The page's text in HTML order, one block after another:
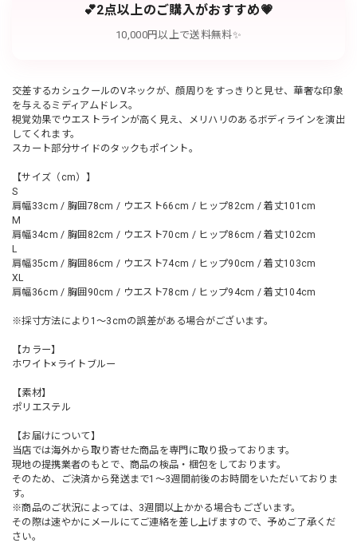
💕2点以上のご購入がおすすめ💗
10,000円以上で送料無料✨
交差するカシュクールのVネックが、顔周りをすっきりと見せ、華奢な印象
を与えるミディアムドレス。
視覚効果でウエストラインが高く見え、メリハリのあるボディラインを演出
してくれます。
スカート部分サイドのタックもポイント。
【サイズ（cm）】
S
肩幅33cm / 胸囲78cm / ウエスト66cm / ヒップ82cm / 着丈101cm
M
肩幅34cm / 胸囲82cm / ウエスト70cm / ヒップ86cm / 着丈102cm
L
肩幅35cm / 胸囲86cm / ウエスト74cm / ヒップ90cm / 着丈103cm
XL
肩幅36cm / 胸囲90cm / ウエスト78cm / ヒップ94cm / 着丈104cm
※採寸方法により1～3cmの誤差がある場合がございます。
【カラー】
ホワイト×ライトブルー
【素材】
ポリエステル
【お届けについて】
当店では海外から取り寄せた商品を専門に取り扱っております。
現地の提携業者のもとで、商品の検品・梱包をしております。
そのため、ご決済から発送まで1～3週間前後のお時間をいただいておりま
す。
※商品のご状況によっては、3週間以上かかる場合もございます。
その際は速やかにメールにてご連絡を差し上げますので、予めご了承くだ
さい。